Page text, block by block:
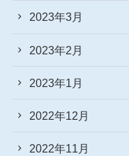
2023年3月
2023年2月
2023年1月
2022年12月
2022年11月